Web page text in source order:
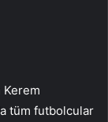
Kerem
tüm futbolcular